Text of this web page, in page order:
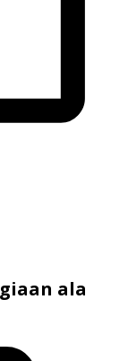
ala